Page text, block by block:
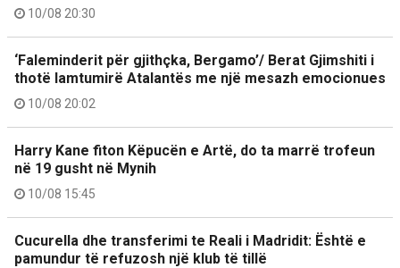
10/08 20:30
‘Faleminderit për gjithçka, Bergamo’/ Berat Gjimshiti i
thotë lamtumirë Atalantës me një mesazh emocionues
10/08 20:02
Harry Kane fiton Këpucën e Artë, do ta marrë trofeun
në 19 gusht në Mynih
10/08 15:45
Cucurella dhe transferimi te Reali i Madridit: Është e
pamundur të refuzosh një klub të tillë